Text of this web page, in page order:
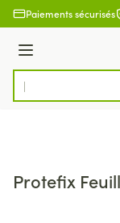
Aller au contenu
Paiements sécurisés
Menu
Rechercher
Protefix